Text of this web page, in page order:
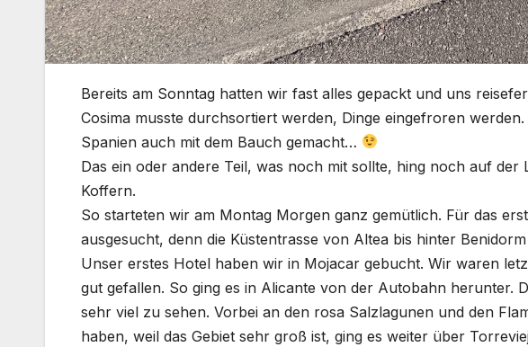
Bereits am Sonntag hatten wir fast alles gepackt und uns
Cosima musste durchsortiert werden, Dinge eingefroren
Spanien auch mit dem Bauch gemacht…
Das ein oder andere Teil, was noch mit sollte, hing noch auf der
Koffern.
So starteten wir am Montag Morgen ganz gemütlich. Für das
ausgesucht, denn die Küstentrasse von Altea bis hinter
Unser erstes Hotel haben wir in Mojacar gebucht. Wir waren
gut gefallen. So ging es in Alicante von der Autobahn herunter.
sehr viel zu sehen. Vorbei an den rosa Salzlagunen und den
haben, weil das Gebiet sehr groß ist, ging es weiter über